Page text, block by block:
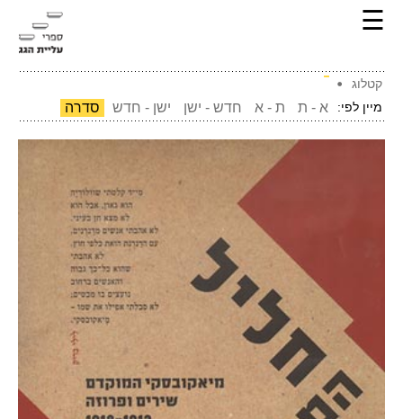
☰
קטלוג
מיין לפי:
א - ת ת - א חדש - ישן ישן - חדש סדרה